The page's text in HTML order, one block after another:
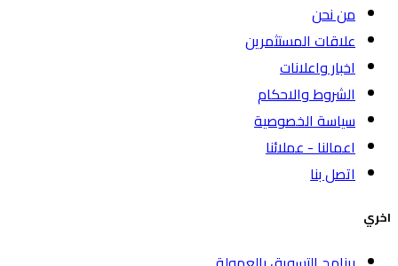
من نحن
علاقات المستثمرين
اخبار واعلانات
الشروط والاحكام
سياسة الخصوصية
اعمالنا - عملائنا
اتصل بنا
اخري